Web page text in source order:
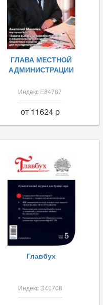
ГЛАВА МЕСТНОЙ
АДМИНИСТРАЦИИ
Индекс Е84787
от 11624 p
Главбух
Индекс Э40708